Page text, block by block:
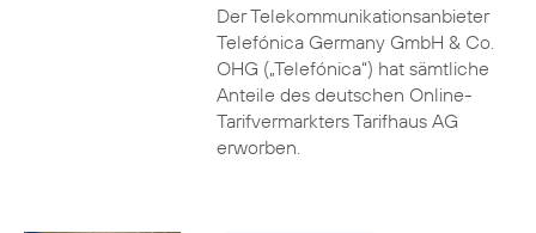
Der Telekommunikationsanbieter
Telefónica Germany GmbH & Co.
OHG („Telefónica“) hat sämtliche
Anteile des deutschen Online-
Tarifvermarkters Tarifhaus AG
erworben.